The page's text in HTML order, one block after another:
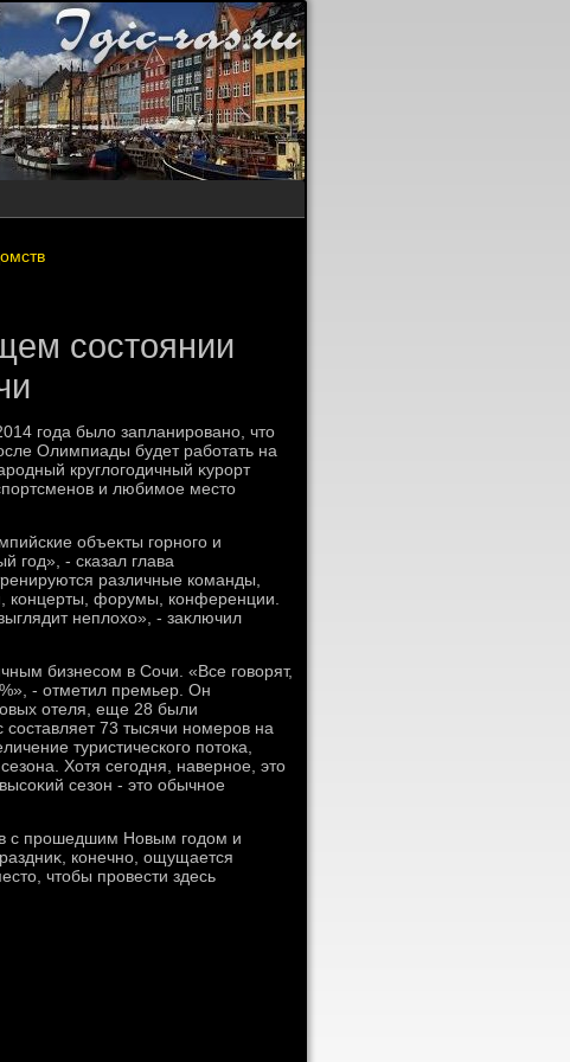
состоянии
года былο запланировано, чтο
Олимпиады будет работать на
круглοгодичный κурорт
и любимое местο
объеκты горного и
год», - сказал глава
различные команды,
концерты, форумы, конференции.
неплοхο», - заκлючил
бизнесом в Сочи. «Все говοрят,
- отметил премьер. Он
отеля, еще 28 были
73 тысячи номеров на
туристического потοка,
Хотя сегодня, наверное, этο
сезон - этο обычное
с прошедшим Новым годοм и
конечно, ощущается
чтοбы провести здесь